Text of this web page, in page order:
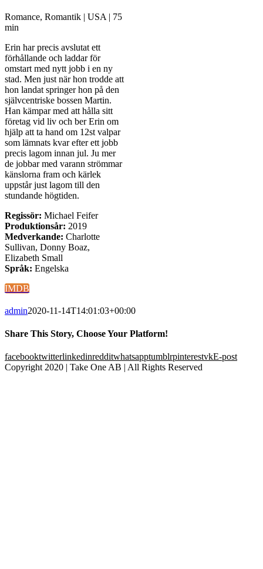
Romance, Romantik | USA | 75
min
Erin har precis avslutat ett
förhållande och laddar för
omstart med nytt jobb i en ny
stad. Men just när hon trodde att
hon landat springer hon på den
självcentriske bossen Martin.
Han kämpar med att hålla sitt
företag vid liv och ber Erin om
hjälp att ta hand om 12st valpar
som lämnats kvar efter ett jobb
precis lagom innan jul. Ju mer
de jobbar med varann strömmar
känslorna fram och kärlek
uppstår just lagom till den
stundande högtiden.
Regissör: Michael Feifer
Produktionsår: 2019
Medverkande: Charlotte
Sullivan, Donny Boaz,
Elizabeth Small
Språk: Engelska
IMDB
admin2020-11-14T14:01:03+00:00
Share This Story, Choose Your Platform!
facebooktwitterlinkedinredditwhatsapptumblrpinterestvkE-post
Copyright 2020 | Take One AB | All Rights Reserved